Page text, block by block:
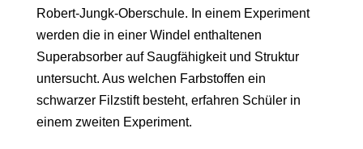
Robert-Jungk-Oberschule. In einem Experiment
werden die in einer Windel enthaltenen
Superabsorber auf Saugfähigkeit und Struktur
untersucht. Aus welchen Farbstoffen ein
schwarzer Filzstift besteht, erfahren Schüler in
einem zweiten Experiment.